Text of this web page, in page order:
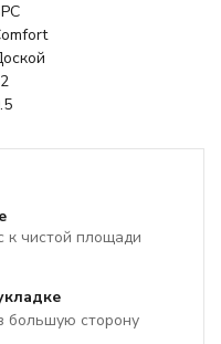
к чистой площади
большую сторону